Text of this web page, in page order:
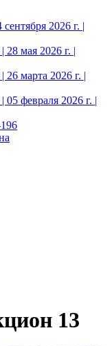
2026 г. |
мая 2026 г. |
марта 2026 г. |
февраля 2026 г. |
13